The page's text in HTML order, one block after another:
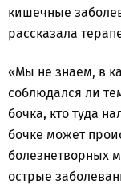
кишечные
рассказала
«Мы не знаем, в
соблюдался ли
бочка, кто туда
бочке может
болезнетворных
острые